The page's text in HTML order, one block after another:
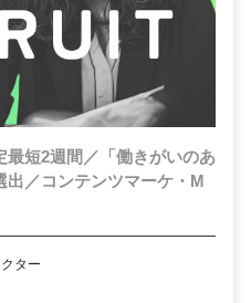
最短2週間／「働きがいのあ
出／コンテンツマーケ・M
ター